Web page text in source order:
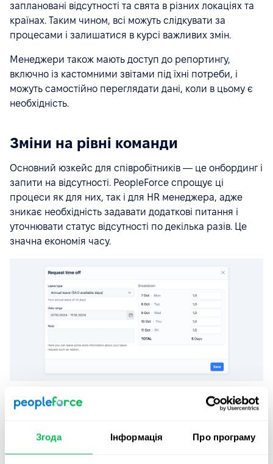
Згода Інформація Про програму
заплановані відсутності та свята в різних локаціях та
країнах. Таким чином, всі можуть слідкувати за
процесами і залишатися в курсі важливих змін.
Менеджери також мають доступ до репортингу,
включно із кастомними звітами під їхні потреби, і
можуть самостійно переглядати дані, коли в цьому є
необхідність.
Зміни на рівні команди
Основний юзкейс для співробітників — це онбординг і
запити на відсутності. PeopleForce спрощує ці
процеси як для них, так і для HR менеджера, адже
зникає необхідність задавати додаткові питання і
уточнювати статус відсутності по декілька разів. Це
значна економія часу.
Також, завдяки системі, команда завжди має
компанії, включаючи підпорядкування, локації та мови
спілкування, що особливо актуально для